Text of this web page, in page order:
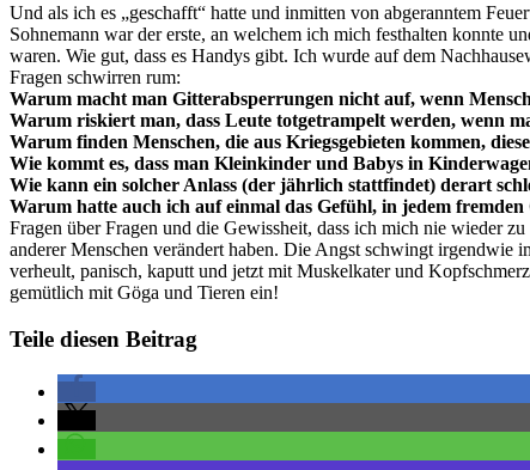
Und als ich es „geschafft“ hatte und inmitten von abgeranntem
Sohnemann war der erste, an welchem ich mich festhalten konnte
waren. Wie gut, dass es Handys gibt. Ich wurde auf dem
Fragen schwirren rum:
Warum macht man Gitterabsperrungen nicht auf, wenn
Warum riskiert man, dass Leute totgetrampelt werden, wenn
Warum finden Menschen, die aus Kriegsgebieten kommen,
Wie kommt es, dass man Kleinkinder und Babys in
Wie kann ein solcher Anlass (der jährlich stattfindet) derart
Warum hatte auch ich auf einmal das Gefühl, in jedem
Fragen über Fragen und die Gewissheit, dass ich mich nie wieder
anderer Menschen verändert haben. Die Angst schwingt
verheult, panisch, kaputt und jetzt mit Muskelkater und
gemütlich mit Göga und Tieren ein!
Teile diesen Beitrag